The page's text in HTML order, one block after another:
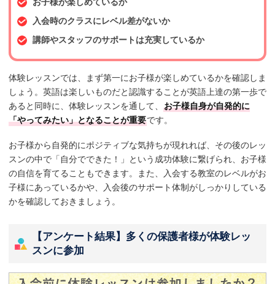
入会時のクラスにレベル差がないか
講師やスタッフのサポートは充実しているか
体験レッスンでは、まず第一にお子様が楽しめているかを確認しま
しょう。英語は楽しいものだと認識することが英語上達の第一歩で
あると同時に、体験レッスンを通して、 お子様自身が自発的に
「やってみたい」となることが重要です。
お子様から自発的にポジティブな気持ちが現れれば、その後のレッ
スンの中で「自分でできた！」という成功体験に繋げられ、お子様
の自信を育てることもできます。また、入会する教室のレベルがお
子様にあっているかや、入会後のサポート体制がしっかりしている
かを確認しておきましょう。
【アンケート結果】多くの保護者様が体験レッ
スンに参加